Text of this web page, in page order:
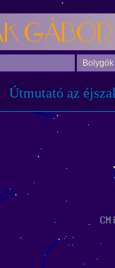
Bolygók
Útmutató az